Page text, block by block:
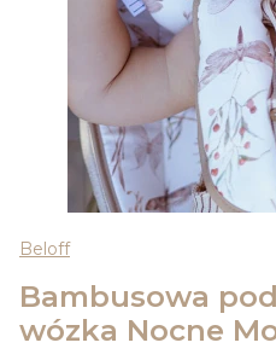
Beloff
Bambusowa
wózka Nocne